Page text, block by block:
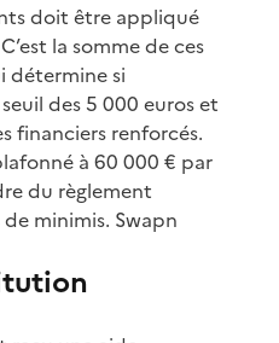
doit être appliqué
la somme de ces
détermine si
des 5 000 euros et
financiers renforcés.
à 60 000 € par
du règlement
minimis. Swapn